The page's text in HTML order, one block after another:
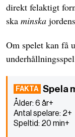
direkt felaktigt
ska minska
Om spelet kan få
Spela
Ålder: 6 år+
Antal spelare: 2+
Speltid: 20 min+